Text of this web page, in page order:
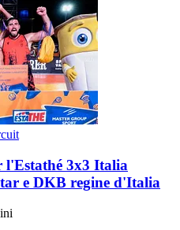
l'Estathé 3x3 Italia
e DKB regine d'Italia